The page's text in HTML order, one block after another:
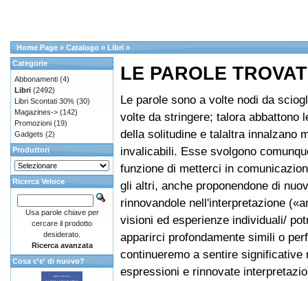
Home Page » Catalogo » Libri »
LE PAROLE
Le parole sono a volte nodi da
volte da stringere; talora abbattono
della solitudine e talaltra innalzano
invalicabili. Esse svolgono
funzione di metterci in
gli altri, anche proponendone di
rinnovandole nell'interpretazione
visioni ed esperienze individuali/
apparirci profondamente simili o
continueremo a sentire significative
espressioni e rinnovate
Categorie
Abbonamenti (4)
Libri (2492)
Libri Scontati 30% (30)
Magazines-> (142)
Promozioni (19)
Gadgets (2)
Produttori
Ricerca Veloce
Usa parole chiave per
cercare il prodotto
desiderato.
Ricerca avanzata
Cosa c'e' di nuovo?